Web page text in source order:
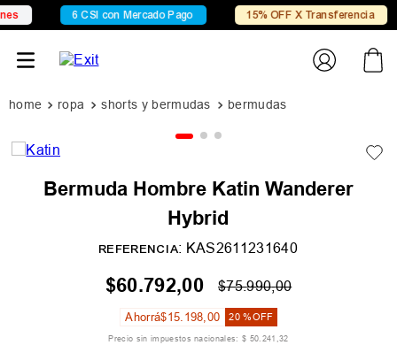
6 CSI con Mercado Pago 15% OFF X Transferencia
ropa shorts y bermudas bermudas
Bermuda Hombre Katin Wanderer
Hybrid
REFERENCIA: KAS2611231640
$60.792,00 $75.990,00
Ahorrá$15.198,00 20 %OFF
Precio sin impuestos nacionales: $ 50.241,32